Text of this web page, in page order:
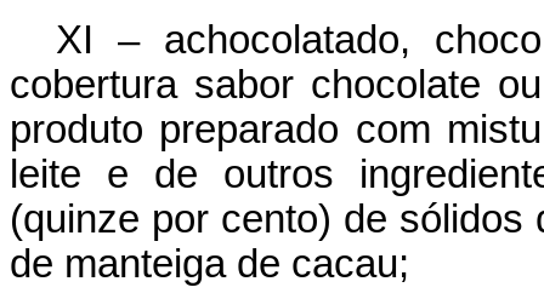
XI – achocolatado,
cobertura sabor chocolate
produto preparado com
leite e de outros
(quinze por cento) de
de manteiga de cacau;